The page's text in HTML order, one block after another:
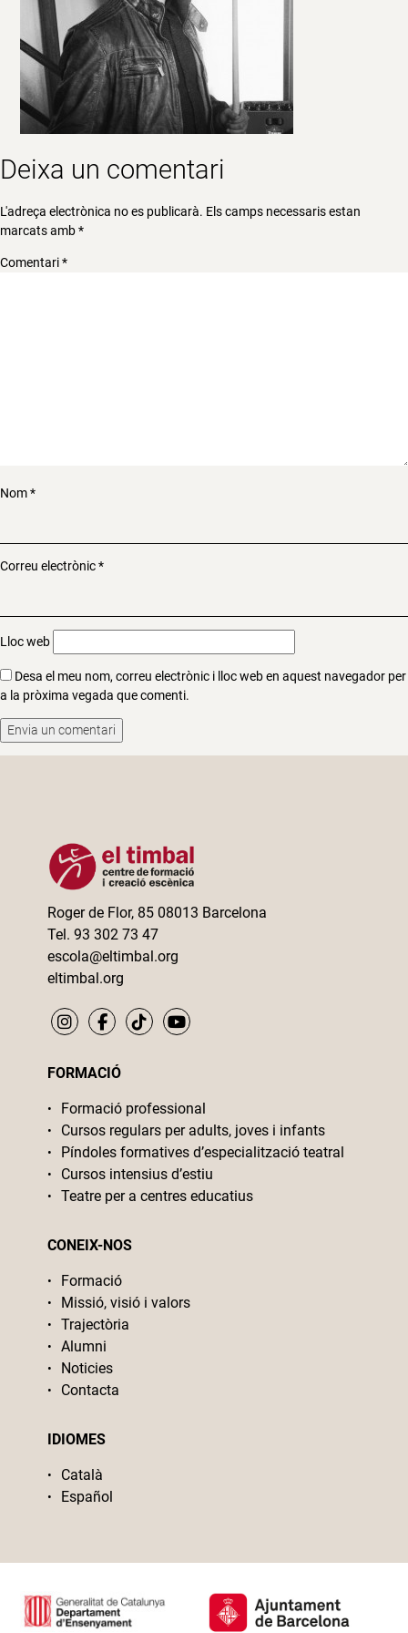
Deixa un comentari
L'adreça electrònica no es publicarà. Els camps necessaris estan
marcats amb*
Comentari*
Nom*
Correu electrònic*
Lloc web
Desa el meu nom, correu electrònic i lloc web en aquest navegador per
a la pròxima vegada que comenti.
Roger de Flor, 85 08013 Barcelona
Tel. 93 302 73 47
escola@eltimbal.org
eltimbal.org
FORMACIÓ
Formació professional
Cursos regulars per adults, joves i infants
Píndoles formatives d’especialització teatral
Cursos intensius d’estiu
Teatre per a centres educatius
CONEIX-NOS
Formació
Missió, visió i valors
Trajectòria
Alumni
Noticies
Contacta
IDIOMES
Català
Español